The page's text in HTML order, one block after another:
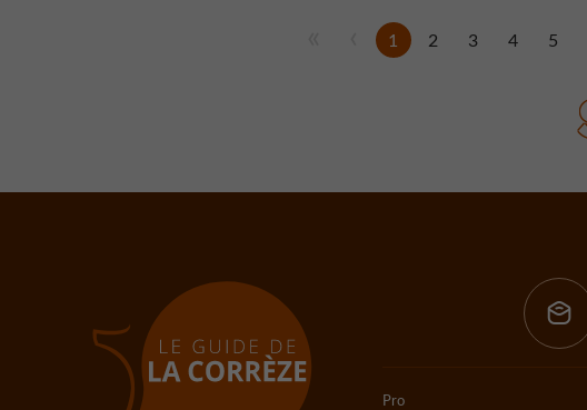
1 2 3 4 5
Pro